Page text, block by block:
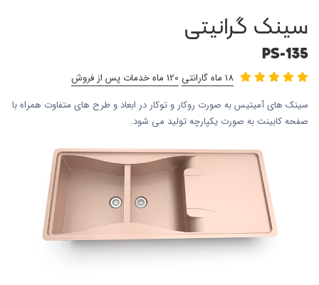
سینک گرانیتی
PS-135
18 ماه گارانتی
120 ماه خدمات پس از فروش
سینک های آمیتیس به صورت روکار و توکار در ابعاد و طرح های متفاوت همراه با
صفحه کابینت به صورت یکپارچه تولید می شود.